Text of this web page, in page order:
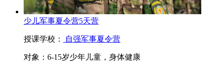
少儿军事夏令营5天营
授课学校： 自强军事夏令营
对象： 6-15岁少年儿童，身体健康